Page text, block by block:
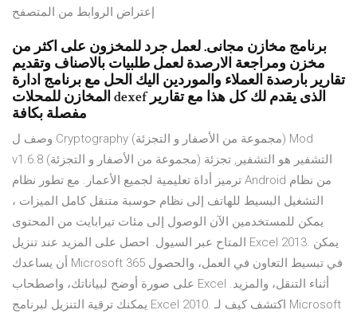
إعتراض الروابط من المتصفح
برنامج مخازن مجانى. لعمل جرد للمخزون على اكثر من
مخزن ومراجعة الارصدة لعمل طلبيات بالاصناف وتقديم
تقارير بارصدة العملاء والموردين اليك الحل مع برنامج ادارة
المخازن للمحلات dexef الذى يقدم لك كل هذا مع تقارير
مفصلة بكافة
وصف ل Cryptography (مجموعة من الأصفار و التجزئة) Mod
v1.6.8 (مجموعة من الأصفار و التجزئة) التشفير هو التشفير, تجزئة
ترميز أداة تعليمية لجميع الأعمار. مع تطور نظام Android من نظام
التشغيل البسيط للهاتف إلى نظام حوسبة متنقل كامل الميزات ،
يمكن للمستخدمين الآن الوصول إلى مئات تيرابايت من المحتوى
المتاح عبر السيول. احصل على المزيد عند تنزيل Excel 2013. يمكن
أن يساعدك Microsoft 365 في تبسيط التعاون في العمل، والحصول
على صورة أوضح لبياناتك، واصطحاب Excel أثناء التنقل، والمزيد.
يمكنك ترقية التنزيل لبرنامج Excel 2010. اكتشف كيف لـ Microsoft